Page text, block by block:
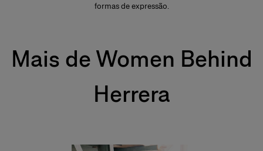
formas de expressão.
Mais de Women Behind
Herrera